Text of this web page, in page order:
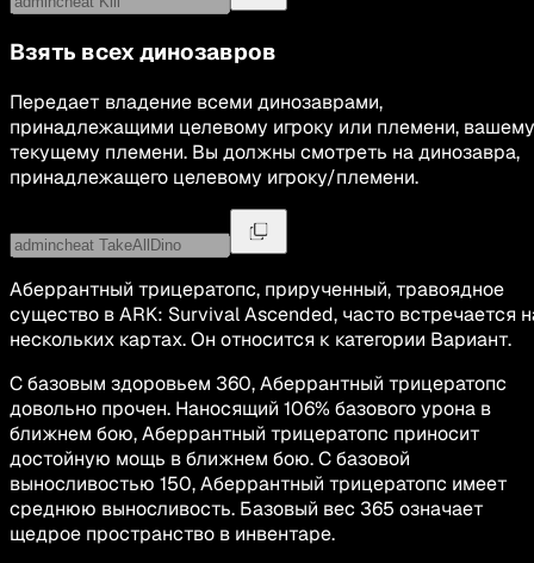
Взять всех динозавров
Передает владение всеми динозаврами,
принадлежащими целевому игроку или племени, вашему
текущему племени. Вы должны смотреть на динозавра,
принадлежащего целевому игроку/племени.
Аберрантный трицератопс, прирученный, травоядное
существо в ARK: Survival Ascended, часто встречается
нескольких картах. Он относится к категории Вариант.
С базовым здоровьем 360, Аберрантный трицератопс
довольно прочен. Наносящий 106% базового урона в
ближнем бою, Аберрантный трицератопс приносит
достойную мощь в ближнем бою. С базовой
выносливостью 150, Аберрантный трицератопс имеет
среднюю выносливость. Базовый вес 365 означает
щедрое пространство в инвентаре.